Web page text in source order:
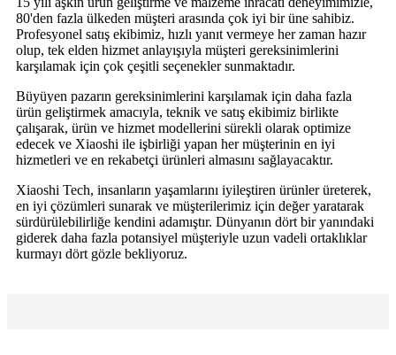
80'den fazla ülkeden müşteri arasında çok iyi bir üne sahibiz.
Profesyonel satış ekibimiz, hızlı yanıt vermeye her zaman hazır
olup, tek elden hizmet anlayışıyla müşteri gereksinimlerini
karşılamak için çok çeşitli seçenekler sunmaktadır.
Büyüyen pazarın gereksinimlerini karşılamak için daha fazla
ürün geliştirmek amacıyla, teknik ve satış ekibimiz birlikte
çalışarak, ürün ve hizmet modellerini sürekli olarak optimize
edecek ve Xiaoshi ile işbirliği yapan her müşterinin en iyi
hizmetleri ve en rekabetçi ürünleri almasını sağlayacaktır.
Xiaoshi Tech, insanların yaşamlarını iyileştiren ürünler üreterek,
en iyi çözümleri sunarak ve müşterilerimiz için değer yaratarak
sürdürülebilirliğe kendini adamıştır. Dünyanın dört bir yanındaki
giderek daha fazla potansiyel müşteriyle uzun vadeli ortaklıklar
kurmayı dört gözle bekliyoruz.